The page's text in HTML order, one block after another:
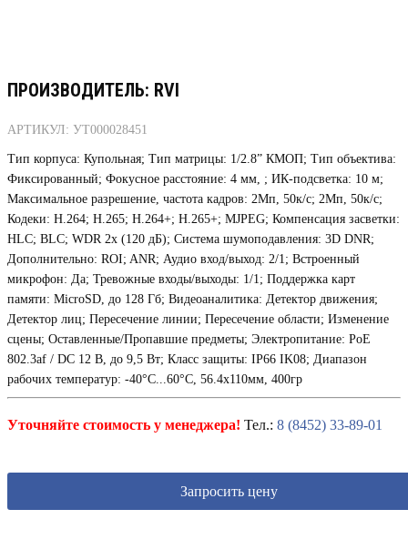
ПРОИЗВОДИТЕЛЬ: RVI
АРТИКУЛ: УТ000028451
Тип корпуса: Купольная; Тип матрицы: 1/2.8” КМОП; Тип объектива:
Фиксированный; Фокусное расстояние: 4 мм, ; ИК-подсветка: 10 м;
Максимальное разрешение, частота кадров: 2Мп, 50к/с; 2Мп, 50к/с;
Кодеки: H.264; H.265; H.264+; H.265+; MJPEG; Компенсация засветки:
HLC; BLC; WDR 2x (120 дБ); Система шумоподавления: 3D DNR;
Дополнительно: ROI; ANR; Аудио вход/выход: 2/1; Встроенный
микрофон: Да; Тревожные входы/выходы: 1/1; Поддержка карт
памяти: MicroSD, до 128 Гб; Видеоаналитика: Детектор движения;
Детектор лиц; Пересечение линии; Пересечение области; Изменение
сцены; Оставленные/Пропавшие предметы; Электропитание: PoE
802.3af / DC 12 В, до 9,5 Вт; Класс защиты: IP66 IK08; Диапазон
рабочих температур: -40°С...60°С, 56.4х110мм, 400гр
Уточняйте стоимость у менеджера! Тел.: 8 (8452) 33-89-01
Запросить цену